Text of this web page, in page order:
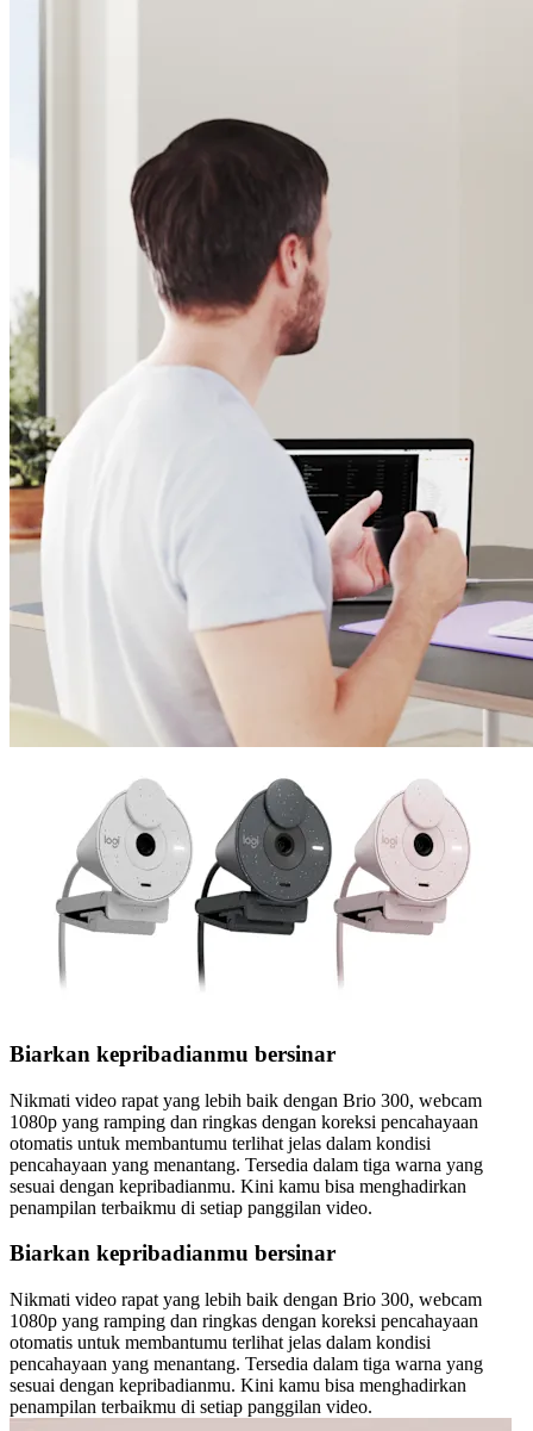
Biarkan kepribadianmu bersinar
Nikmati video rapat yang lebih baik dengan Brio 300, webcam
1080p yang ramping dan ringkas dengan koreksi pencahayaan
otomatis untuk membantumu terlihat jelas dalam kondisi
pencahayaan yang menantang. Tersedia dalam tiga warna yang
sesuai dengan kepribadianmu. Kini kamu bisa menghadirkan
penampilan terbaikmu di setiap panggilan video.
Biarkan kepribadianmu bersinar
Nikmati video rapat yang lebih baik dengan Brio 300, webcam
1080p yang ramping dan ringkas dengan koreksi pencahayaan
otomatis untuk membantumu terlihat jelas dalam kondisi
pencahayaan yang menantang. Tersedia dalam tiga warna yang
sesuai dengan kepribadianmu. Kini kamu bisa menghadirkan
penampilan terbaikmu di setiap panggilan video.